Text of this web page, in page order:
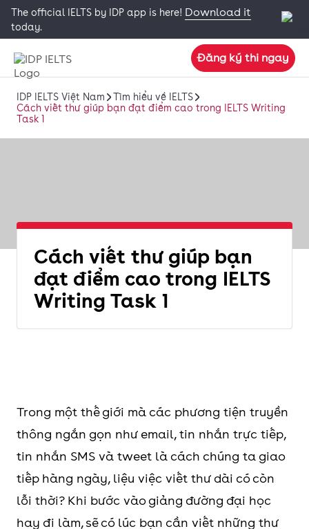
The official IELTS by IDP app is here! Download it
today.
Đăng ký thi ngay
IDP IELTS Việt Nam
Tìm hiểu về IELTS
Cách viết thư giúp bạn đạt điểm cao trong IELTS Writing
Task 1
Cách viết thư giúp bạn
đạt điểm cao trong IELTS
Writing Task 1
Trong một thế giới mà các phương tiện truyền
thông ngắn gọn như email, tin nhắn trực tiếp,
tin nhắn SMS và tweet là cách chúng ta giao
tiếp hàng ngày, liệu việc viết thư dài có còn
lỗi thời? Khi bước vào giảng đường đại học
hay đi làm, sẽ có lúc bạn cần viết những thư